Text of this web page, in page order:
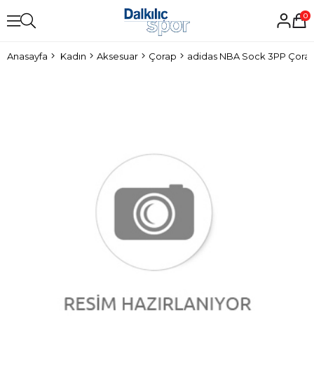
0
Anasayfa Kadın Aksesuar Çorap adidas NBA Sock 3PP